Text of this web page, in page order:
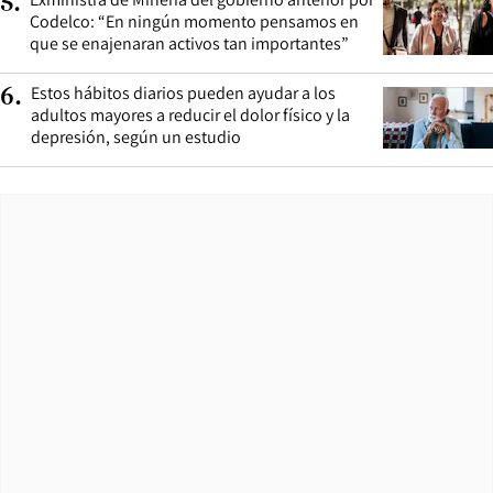
Codelco: “En ningún momento pensamos en
que se enajenaran activos tan importantes”
6. Estos hábitos diarios pueden ayudar a los
adultos mayores a reducir el dolor físico y la
depresión, según un estudio